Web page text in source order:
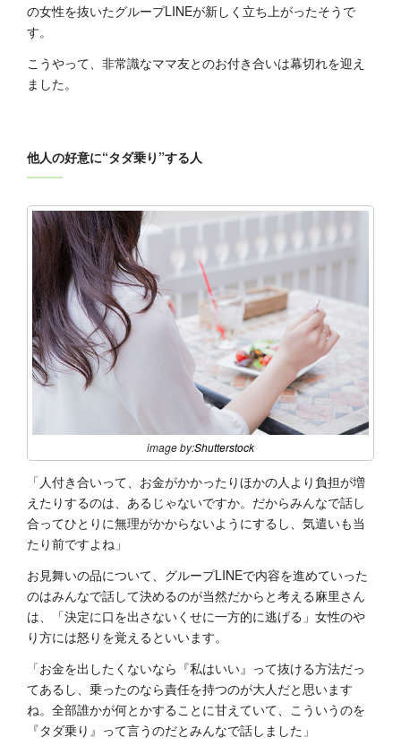
の女性を抜いたグループLINEが新しく立ち上がったそうで
す。
こうやって、非常識なママ友とのお付き合いは幕切れを迎え
ました。
他人の好意に“タダ乗り”する人
image by:Shutterstock
「人付き合いって、お金がかかったりほかの人より負担が増
えたりするのは、あるじゃないですか。だからみんなで話し
合ってひとりに無理がかからないようにするし、気遣いも当
たり前ですよね」
お見舞いの品について、グループLINEで内容を進めていった
のはみんなで話して決めるのが当然だからと考える麻里さん
は、「決定に口を出さないくせに一方的に逃げる」女性のや
り方には怒りを覚えるといいます。
「お金を出したくないなら『私はいい』って抜ける方法だっ
てあるし、乗ったのなら責任を持つのが大人だと思います
ね。全部誰かが何とかすることに甘えていて、こういうのを
『タダ乗り』って言うのだとみんなで話しました」